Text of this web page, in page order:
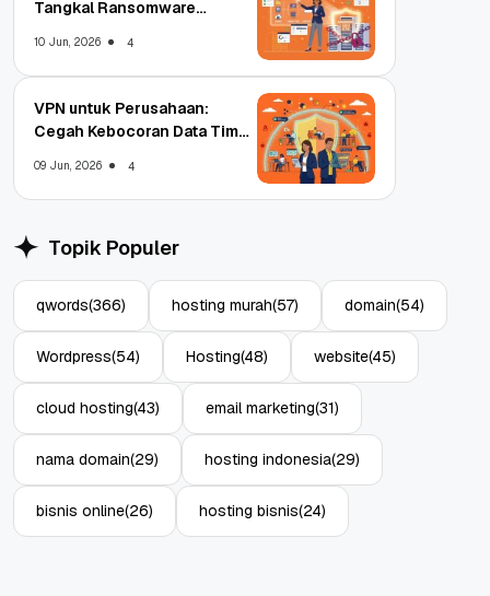
Tangkal Ransomware
10 Jun, 2026 4
VPN untuk Perusahaan:
Cegah Kebocoran Data Tim
09 Jun, 2026 4
Topik Populer
qwords(366) hosting murah(57) domain(54)
Wordpress(54) Hosting(48) website(45)
cloud hosting(43) email marketing(31)
nama domain(29) hosting indonesia(29)
bisnis online(26) hosting bisnis(24)